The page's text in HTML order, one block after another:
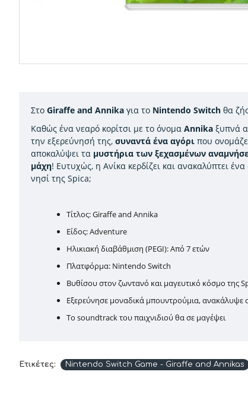
Στο Giraffe and Annika για το Nintendo Switch θα
Καθώς ένα νεαρό κορίτσι με το όνομα Annika ξυπνά
την εξερεύνησή της, συναντά ένα αγόρι που
αποκαλύψει τα μυστήρια των ξεχασμένων
μάχη! Ευτυχώς, η Ανίκα κερδίζει και ανακαλύπτει
νησί της Spica;
Τίτλος: Giraffe and Annika
Είδος: Adventure
Ηλικιακή διαβάθμιση (PEGI): Από 7 ετών
Πλατφόρμα: Nintendo Switch
Βυθίσου στον ζωντανό και μαγευτικό κόσμο της
Εξερεύνησε μοναδικά μπουντρούμια, ανακάλυψε
Το soundtrack του παιχνιδιού θα σε μαγέψει
Ετικέτες: Nintendo Switch Game - Giraffe and Annikas